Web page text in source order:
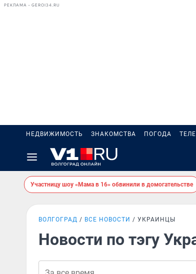
РЕКЛАМА • GEROI34.RU
НЕДВИЖИМОСТЬ ЗНАКОМСТВА ПОГОДА
Участницу шоу «Мама в 16» обвинили в домогательстве
ВОЛГОГРАД ВСЕ НОВОСТИ УКРАИНЦЫ
Новости по тэгу